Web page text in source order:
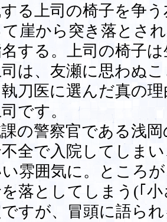
る上司の椅子を争う
崖から突き落とさ
する。上司の椅子
は、友瀬に思わぬ
刀医に選んだ真の
です。
の警察官である浅岡
全で入院してしま
雰囲気に。ところ
を落としてしまう(｢
すが、冒頭に語ら